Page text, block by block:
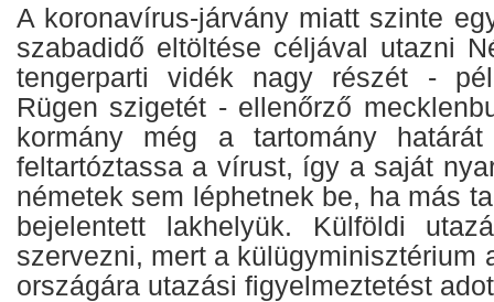
A koronavírus-járvány miatt szinte
szabadidő eltöltése céljával utazni
tengerparti vidék nagy részét -
Rügen szigetét - ellenőrző
kormány még a tartomány
feltartóztassa a vírust, így a saját
németek sem léphetnek be, ha más
bejelentett lakhelyük. Külföldi
szervezni, mert a külügyminisztérium
országára utazási figyelmeztetést